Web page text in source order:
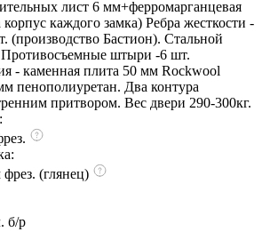
лист 6 мм+ферромарганцевая
каждого замка) Ребра жесткости -
(производство Бастион). Стальной
штыри -6 шт.
- каменная плита 50 мм Rockwool
пенополиуретан. Два контура
притвором. Вес двери 290-300кг.
(глянец)
б/р